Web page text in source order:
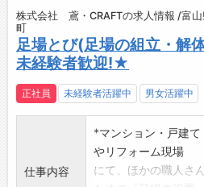
株式会社 鳶・CRAFTの求人情報 /富山
町
足場とび(足場の組立・解
未経験者歓迎!★
正社員 未経験者活躍中 男女活躍中
仕事内容
*マンション・戸建
やリフォーム現場
にて、ほかの職人さ